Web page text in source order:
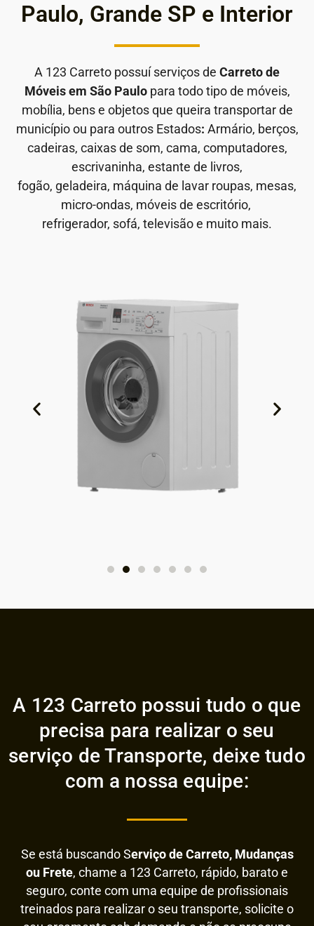
Paulo, Grande SP e Interior
A 123 Carreto possuí serviços de Carreto de
Móveis em São Paulopara todo tipo de móveis,
mobília, bens e objetos que queira transportar de
município ou para outros Estados: Armário, berços,
cadeiras, caixas de som, cama, computadores,
escrivaninha, estante de livros,
fogão, geladeira, máquina de lavar roupas, mesas,
micro-ondas, móveis de escritório,
refrigerador, sofá, televisão e muito mais.
A 123 Carreto possui tudo o que
precisa para realizar o seu
serviço de Transporte, deixe tudo
com a nossa equipe:
Se está buscando Serviço de Carreto, Mudanças
ou Frete, chame a 123 Carreto, rápido, barato e
seguro, conte com uma equipe de profissionais
treinados para realizar o seu transporte, solicite o